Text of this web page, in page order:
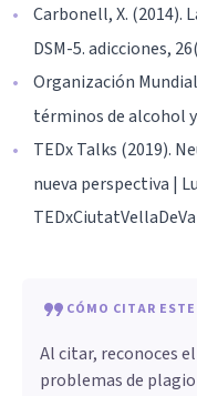
Carbonell, X. (2014).
DSM-5. adicciones,
Organización
términos de alcohol
TEDx Talks (2019).
nueva perspectiva |
CÓMO CITAR
Al citar, reconoces
problemas de